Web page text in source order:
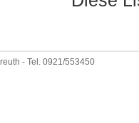
- Tel. 0921/553450